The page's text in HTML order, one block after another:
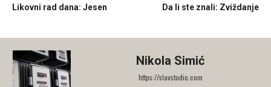
Likovni rad dana: Jesen Da li ste znali: Zviždanje
Nikola Simić
https://slavstudio.com